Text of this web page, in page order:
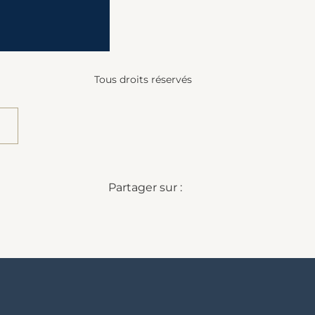
Tous droits réservés
Partager sur :